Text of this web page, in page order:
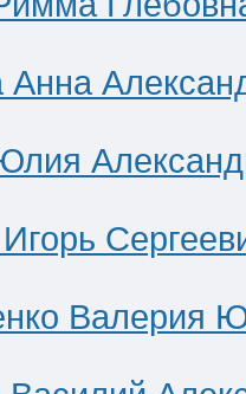
Анна
Валерия